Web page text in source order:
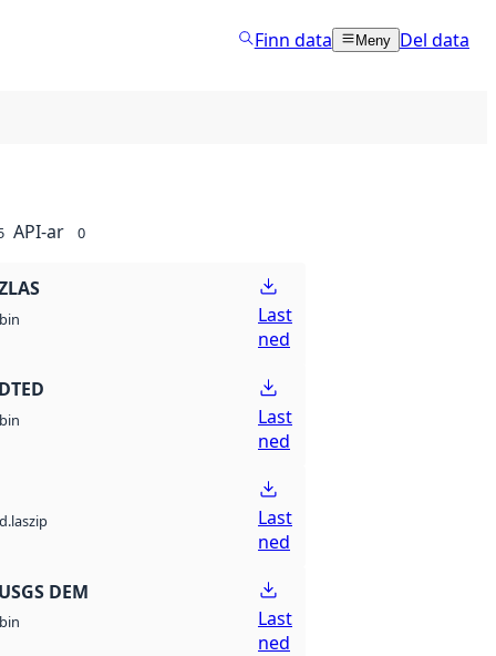
Finn data Meny Del data
API-ar 0
bin
Last
ned
bin
Last
ned
Last
ned
DEM
bin
Last
ned